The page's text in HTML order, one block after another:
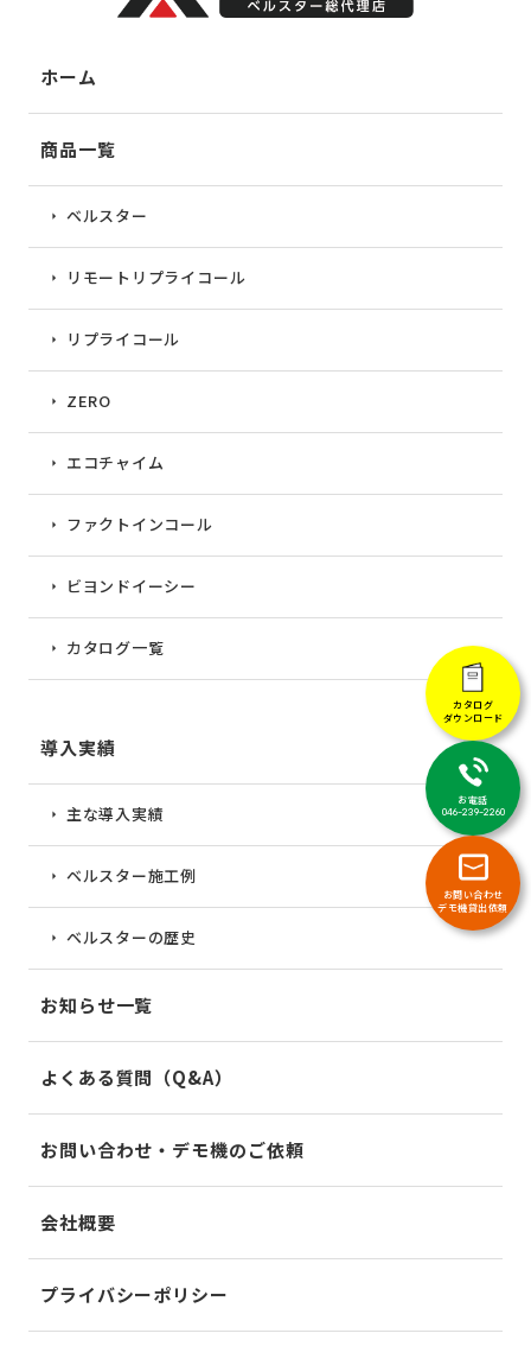
カタログ
ダウンロード
お電話
046-239-2260
お問い合わせ
デモ機貸出依頼
ホーム
商品一覧
ベルスター
リモートリプライコール
リプライコール
ZERO
エコチャイム
ファクトインコール
ビヨンドイーシー
カタログ一覧
導入実績
主な導入実績
ベルスター施工例
ベルスターの歴史
お知らせ一覧
よくある質問（Q&A）
お問い合わせ・デモ機のご依頼
会社概要
プライバシーポリシー